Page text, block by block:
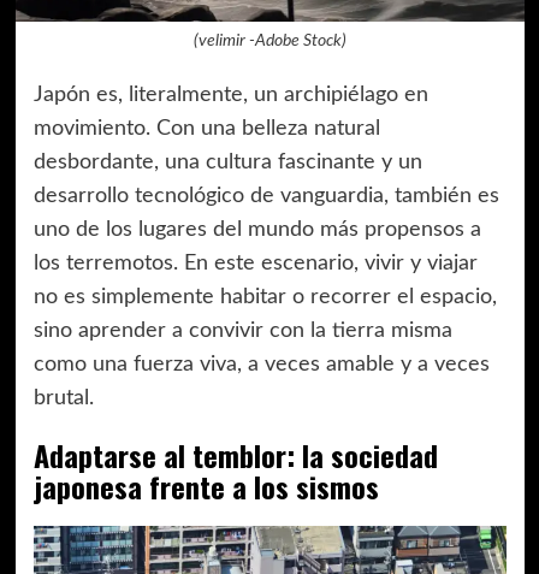
(velimir -Adobe Stock)
Japón es, literalmente, un archipiélago en
movimiento. Con una belleza natural
desbordante, una cultura fascinante y un
desarrollo tecnológico de vanguardia, también es
uno de los lugares del mundo más propensos a
los terremotos. En este escenario, vivir y viajar
no es simplemente habitar o recorrer el espacio,
sino aprender a convivir con la tierra misma
como una fuerza viva, a veces amable y a veces
brutal.
Adaptarse al temblor: la sociedad
japonesa frente a los sismos